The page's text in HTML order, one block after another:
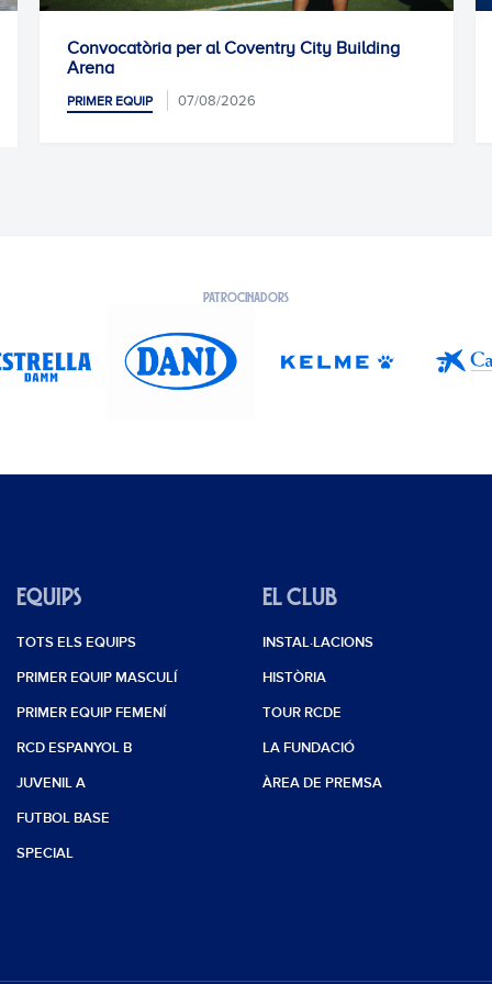
City Building Entrenament previ
PATROCINADORS
EQUIPS
TOTS ELS EQUIPS
PRIMER EQUIP MASCULÍ
PRIMER EQUIP FEMENÍ
RCD ESPANYOL B
JUVENIL A
FUTBOL BASE
SPECIAL
EL CLUB
INSTAL·LACIONS
HISTÒRIA
TOUR RCDE
LA FUNDACIÓ
ÀREA DE PREMSA